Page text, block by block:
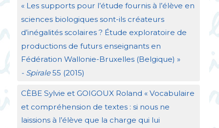
« Les supports pour l’étude fournis à l’élève en
sciences biologiques sont-ils créateurs
d’inégalités scolaires ? Étude exploratoire de
productions de futurs enseignants en
Fédération Wallonie-Bruxelles (Belgique) »
- Spirale55 (2015)
CÈBESylvie et GOIGOUXRoland « Vocabulaire
et compréhension de textes : si nous ne
laissions à l’élève que la charge qui lui